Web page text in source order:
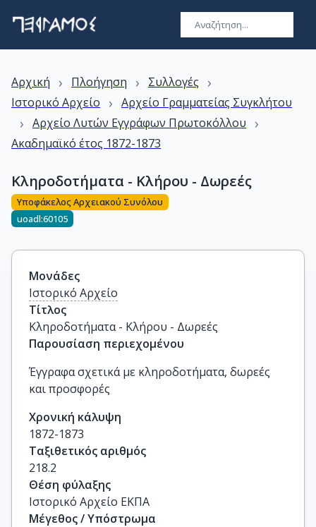
Αρχική › Πλοήγηση › Συλλογές ›
Ιστορικό Αρχείο › Αρχείο Γραμματείας Συγκλήτου
› Αρχείο Λυτών Εγγράφων Πρωτοκόλλου ›
Ακαδημαϊκό έτος 1872-1873
Κληροδοτήματα - Κλήρου - Δωρεές
Υποφάκελος Αρχειακού Συνόλου
uoadl:60105
Μονάδες
Ιστορικό Αρχείο
Τίτλος
Κληροδοτήματα - Κλήρου - Δωρεές
Παρουσίαση περιεχομένου
Έγγραφα σχετικά με κληροδοτήματα, δωρεές
και προσφορές
Χρονική κάλυψη
1872-1873
Ταξιθετικός αριθμός
218.2
Θέση φύλαξης
Ιστορικό Αρχείο ΕΚΠΑ
Μέγεθος / Υπόστρωμα